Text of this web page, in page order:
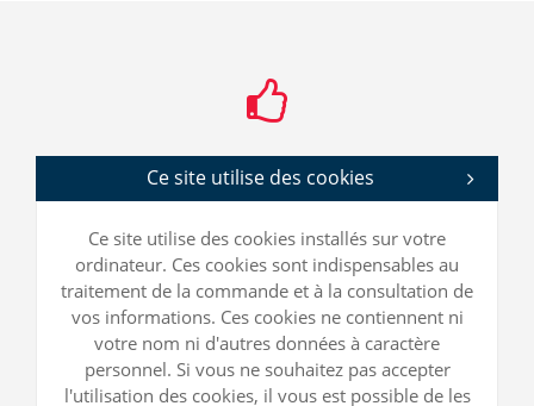
Ce site utilise des cookies
Ce site utilise des cookies installés sur votre
ordinateur. Ces cookies sont indispensables au
traitement de la commande et à la consultation de
vos informations. Ces cookies ne contiennent ni
votre nom ni d'autres données à caractère
personnel. Si vous ne souhaitez pas accepter
l'utilisation des cookies, il vous est possible de les